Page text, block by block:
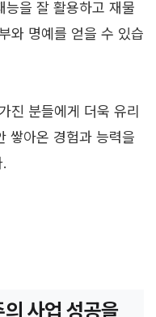
능을 잘 활용하고 재물
와 명예를 얻을 수 있습
진 분들에게 더욱 유리
쌓아온 경험과 능력을
사업 성공을